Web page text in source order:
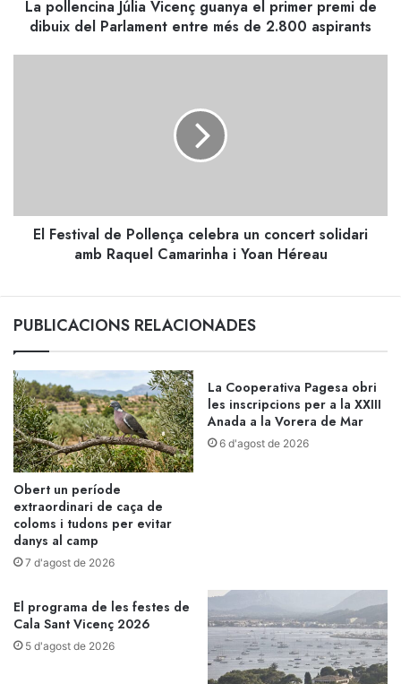
dibuix
La pollencina Júlia Vicenç guanya el primer premi de
dibuix del Parlament entre més de 2.800 aspirants
amb
RaquelEl Festival de Pollença celebra un concert solidari
amb Raquel Camarinha i Yoan Héreau
PUBLICACIONS RELACIONADES
Obert un període
extraordinari de caça de
coloms i tudons per evitar
danys al camp
7 d'agost de 2026
La Cooperativa Pagesa obri
les inscripcions per a la XXIII
Anada a la Vorera de Mar
6 d'agost de 2026
El programa de les festes de
Cala Sant Vicenç 2026
5 d'agost de 2026